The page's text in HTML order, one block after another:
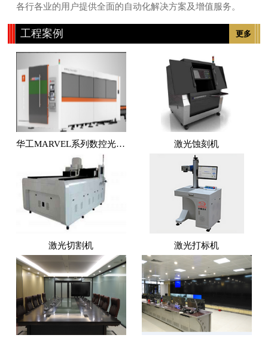
各行各业的用户提供全面的自动化解决方案及增值服务。
更多
工程案例
华工MARVEL系列数控光纤激光切割机 激光蚀刻机
激光切割机 激光打标机